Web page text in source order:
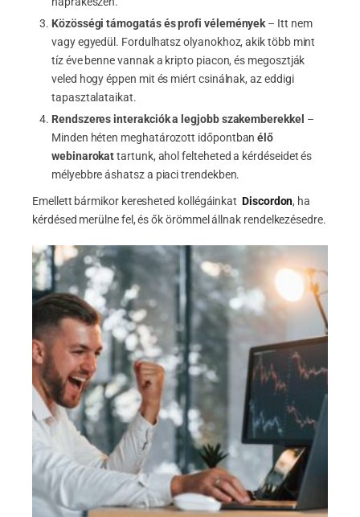
Közösségi támogatás és profi vélemények – Itt nem
vagy egyedül. Fordulhatsz olyanokhoz, akik több mint
tíz éve benne vannak a kripto piacon, és megosztják
veled hogy éppen mit és miért csinálnak, az eddigi
tapasztalataikat.
Rendszeres interakciók a legjobb szakemberekkel –
Minden héten meghatározott időpontbanélő
webinarokattartunk, ahol felteheted a kérdéseidet és
mélyebbre áshatsz a piaci trendekben.
Emellett bármikor keresheted kollégáinkat Discordon, ha
kérdésed merülne fel, és ők örömmel állnak rendelkezésedre.